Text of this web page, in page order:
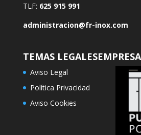
TLF: 625 915 991
administracion@fr-inox.com
TEMAS LEGALES
Aviso Legal
Política Privacidad
Aviso Cookies